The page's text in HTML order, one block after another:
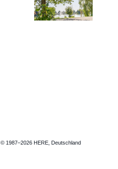
© 1987–2026 HERE, Deutschland